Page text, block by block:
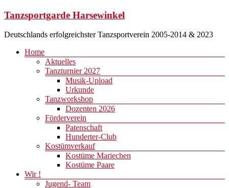
Zum
springen
Tanzsportgarde Harsewinkel
Deutschlands erfolgreichster Tanzsportverein 2005-2014 & 2023
Menü
Home
Aktuelles
Tanzturnier 2027
Musik-Upload
Urkunde
Tanzworkshop
Dozenten 2026
Förderverein
Patenschaft
Hunderter-Club
Kostümverkauf
Kostüme Mariechen
Kostüme Paare
Wir !
Jugend- Team